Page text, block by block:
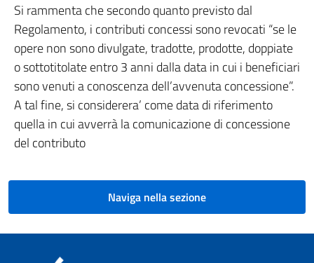
Si rammenta che secondo quanto previsto dal
Regolamento, i contributi concessi sono revocati “se le
opere non sono divulgate, tradotte, prodotte, doppiate
o sottotitolate entro 3 anni dalla data in cui i beneficiari
sono venuti a conoscenza dell’avvenuta concessione”.
A tal fine, si considerera’ come data di riferimento
quella in cui avverrà la comunicazione di concessione
del contributo
Naviga nella sezione